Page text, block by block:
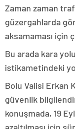
Zaman zaman
güzergahlarda
aksamaması için
Bu arada kara
istikametindeki
Bolu Valisi Erkan
güvenlik
konuşmada, 19
azaltılması için